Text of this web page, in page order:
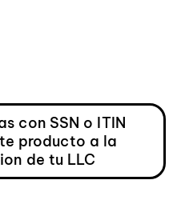
con SSN o ITIN
producto a la
de tu LLC